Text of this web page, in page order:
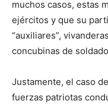
muchos casos, estas
ejércitos y que su
“auxiliares”,
concubinas de
Justamente, el caso
fuerzas patriotas